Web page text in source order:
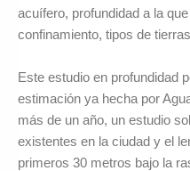
acuífero, profundidad a la
confinamiento, tipos de
Este estudio en profundidad
estimación ya hecha por
más de un año, un estudio
existentes en la ciudad y el
primeros 30 metros bajo la